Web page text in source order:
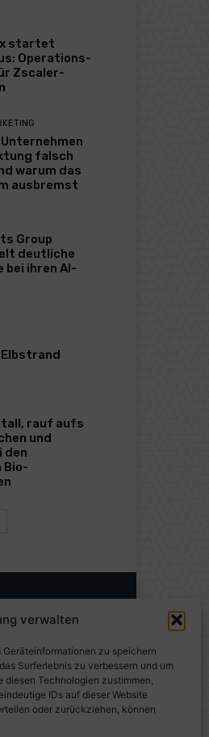
verwalten
zu speichern
Surferlebnis zu verbessern und um
diesen Technologien zustimmen,
IDs auf dieser Website
oder zurückziehen, können
startet
Operations-
Zscaler-
falsch
warum das
ausbremst
Group
deutliche
ihren AI-
Elbstrand
rauf aufs
und
den
Bio-